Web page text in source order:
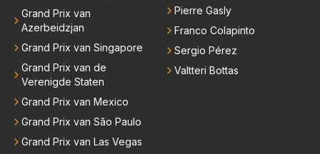
Grand Prix van
Azerbeidzjan
Grand Prix van Singapore
Grand Prix van de
Verenigde Staten
Grand Prix van Mexico
Grand Prix van São Paulo
Grand Prix van Las Vegas
Pierre Gasly
Franco Colapinto
Sergio Pérez
Valtteri Bottas